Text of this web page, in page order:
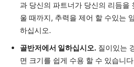
과 당신의 파트너가 당신의 리듬을
울 때까지, 추력을 제어 할 수있는
하십시오.
골반저에서 일하십시오. 질이있는
면 크기를 쉽게 수용 할 수 있습니